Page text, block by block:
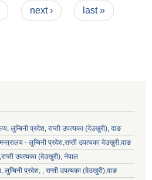
प्रतिवेदन वडा नं. ६
next › last »
लुम्बिनी प्रदेश, राप्ती उपत्यका (देउखुरी), दाङ
- लुम्बिनी प्रदेश,राप्ती उपत्यका देउखुरी,दाङ
उपत्यका (देउखुरी), नेपाल
लुम्बिनी प्रदेश, , राप्ती उपत्यका (देउखुरी),दाङ